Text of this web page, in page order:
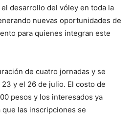
desarrollo del vóley en toda la
nuevas oportunidades de
para quienes integran este
de cuatro jornadas y se
y el 26 de julio. El costo de
pesos y los interesados ya
las inscripciones se